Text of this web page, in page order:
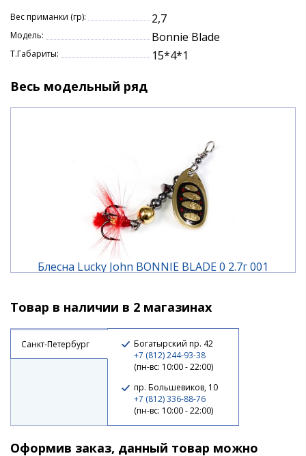
которого зависит вес и дальнобойность приманки,
а также ее устойчивость в воде.
На всех тройниках связана яркая мушка, основное
сомнения у приготовившейся к атаке хищной рыбы.
Вес приманки (гр): 2,7
Модель: Bonnie Blade
Т.Габариты: 15*4*1
Весь модельный ряд
Блесна Lucky John BONNIE BLADE 0 2.7г 001
480 ₽
Товар в наличии в 2 магазинах
Санкт-Петербург
Богатырский пр. 42
+7 (812) 244-93-38
(пн-вс: 10:00 - 22:00)
пр. Большевиков, 10
+7 (812) 336-88-76
(пн-вс: 10:00 - 22:00)
Оформив заказ, данный товар можно